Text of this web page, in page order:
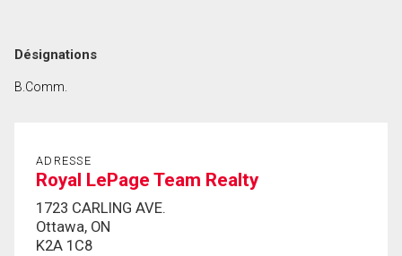
Désignations
B.Comm.
ADRESSE
Royal LePage Team Realty
1723 CARLING AVE.
Ottawa, ON
K2A 1C8